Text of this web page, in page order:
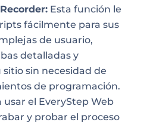
Esta función le
fácilmente para sus
de usuario,
detalladas y
sitio sin necesidad de
de programación.
usar el EveryStep Web
y probar el proceso